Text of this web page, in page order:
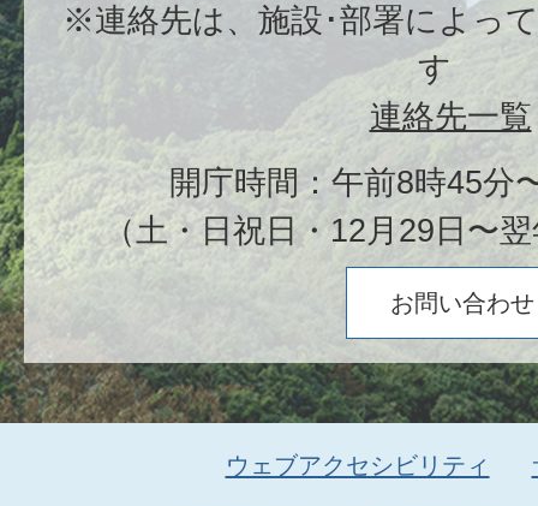
※連絡先は、施設･部署によっ
す
連絡先一覧
開庁時間：午前8時45分
（土・日祝日・12月29日〜
お問い合わせ
ウェブアクセシビリティ